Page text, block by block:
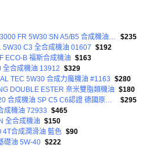
易油網 PETRONAS SYNTIUM 3000 FR 5W30 SN A5/B5 合成機油 FORD適用 913D
$235
5W30 C3 全合成機油 01607 $192
ECO-B 福斯合成機油 $163
全合成機油 13912 $329
TEC 5W30 合成力魔機油 #1163 $280
DOUBLE ESTER 奈米雙脂類機油 $180
易油網 SWD PRIMUS LLV 0W20 合成機油 SP C5 C6認證 德國原裝進口 汽柴油引擎適用
$295
成機油 72933 $465
全合成機油 $150
4T合成潤滑油 藍色 $90
礎油 5W-40 $222